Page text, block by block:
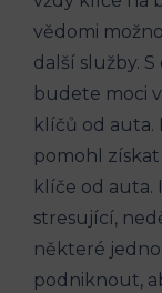
vědomi
další služby.
budete moci
klíčů od auta.
pomohl
klíče od auta.
stresující,
některé
podniknout,